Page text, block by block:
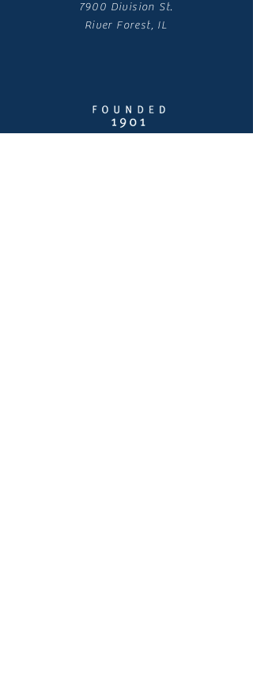
7900 Division St.
River Forest, IL